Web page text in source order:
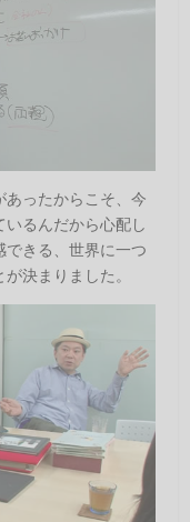
あったからこそ、今
るんだから心配し
できる、世界に一つ
決まりました。